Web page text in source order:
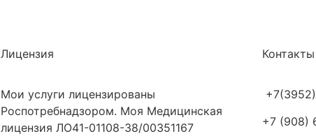
Лицензия
Мои услуги лицензированы
Роспотребнадзором. Моя Медицинская
лицензия ЛО41-01108-38/00351167
Контакты
+7 (908)